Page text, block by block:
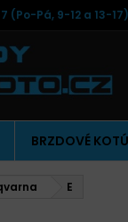
(Po-Pá, 9-12 a 13-17)
BRZDOVÉ
E